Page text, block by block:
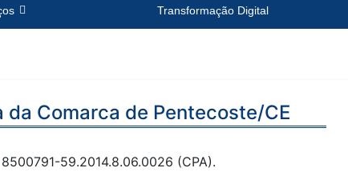
Transformação Digital
da Comarca de Pentecoste/CE
59.2014.8.06.0026 (CPA).